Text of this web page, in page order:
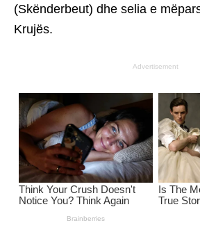
(Skënderbeut) dhe selia e
Krujës.
Advertisement